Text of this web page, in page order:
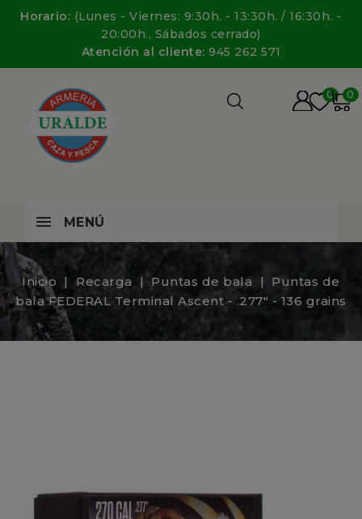
Horario: (Lunes - Viernes: 9:30h. - 13:30h. / 16:30h. -
20:00h., Sábados cerrado)
Atención al cliente: 945 262 571
0 0
MENÚ
Inicio Recarga Puntas de bala
Puntas de
bala FEDERAL Terminal Ascent - .277" - 136 grains